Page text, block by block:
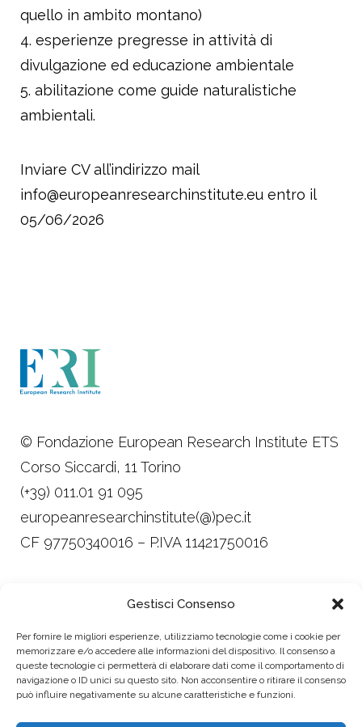
Gestisci Consenso
Per fornire le migliori esperienze, utilizziamo tecnologie come i cookie per
memorizzare e/o accedere alle informazioni del dispositivo. Il consenso a
queste tecnologie ci permetterà di elaborare dati come il comportamento di
navigazione o ID unici su questo sito. Non acconsentire o ritirare il consenso
può influire negativamente su alcune caratteristiche e funzioni.
quello in ambito montano)
esperienze pregresse in attività di
divulgazione ed educazione ambientale
abilitazione come guide naturalistiche
ambientali.
Inviare CV all’indirizzo mail
info@europeanresearchinstitute.eu entro il
05/06/2026
© Fondazione European Research Institute ETS
Corso Siccardi, 11 Torino
(+39) 011.01 91 095
europeanresearchinstitute(@)pec.it
CF 97750340016 – P.IVA 11421750016
Policy
Design Alessandra Leonardi
Made with ♥ by imperfect